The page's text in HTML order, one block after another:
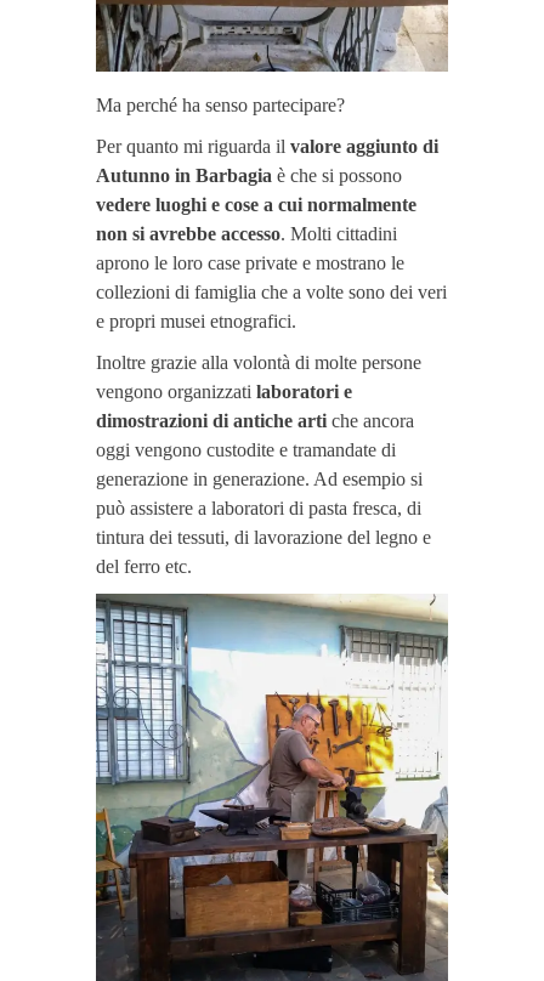
Ma perché ha senso partecipare?
Per quanto mi riguarda il valore aggiunto di
Autunno in Barbagia è che si possono
vedere luoghi e cose a cui normalmente
non si avrebbe accesso. Molti cittadini
aprono le loro case private e mostrano le
collezioni di famiglia che a volte sono dei veri
e propri musei etnografici.
Inoltre grazie alla volontà di molte persone
vengono organizzati laboratori e
dimostrazioni di antiche arti che ancora
oggi vengono custodite e tramandate di
generazione in generazione. Ad esempio si
può assistere a laboratori di pasta fresca, di
tintura dei tessuti, di lavorazione del legno e
del ferro etc.